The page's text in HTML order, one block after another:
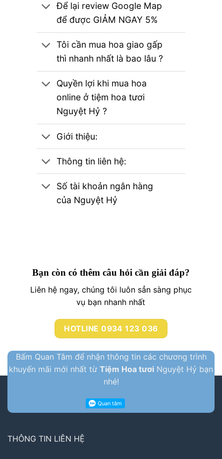
Để lại review Google Map
để được GIẢM NGAY 5%
Tôi cần mua hoa giao gấp
thì nhanh nhất là bao lâu ?
Quyền lợi khi mua hoa
online ở tiệm hoa tươi
Nguyệt Hỷ ?
Giới thiệu:
Thông tin liên hệ:
Số tài khoản ngân hàng
của Nguyệt Hỷ
Bạn còn có thêm câu hỏi cần giải đáp?
Liên hệ ngay, chúng tôi luôn sẳn sàng phục
vụ bạn nhanh nhất
HOTLINE 0934 123 036
Bấm Quan Tâm để nhận thông tin các chương trình
khuyến mãi mới nhất từ Tiệm Hoa tươi Nguyệt Hỷ bạn
nhé!
THÔNG TIN LIÊN HỆ